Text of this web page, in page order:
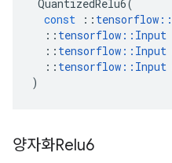
QuantizedRelu6(
const
:: tensorflow ::
:: tensorflow :: Input
:: tensorflow :: Input
:: tensorflow :: Input
)
양자화Relu6